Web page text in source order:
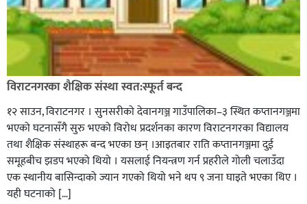
विराटनगरका शैक्षिक संस्था स्वत:स्फूर्त बन्द
१२ साउन, विराटनगर । सुनसरीको देवानगञ्ज गाउँपालिका–३ स्थित कप्तानगञ्जमा
भएको घटनासँगै सुरु भएको विरोध प्रदर्शनका कारण विराटनगरका विद्यालय
तथा शैक्षिक संस्थाहरू बन्द भएका छन् ।आइतबार राति कप्तानगञ्जमा दुई
समूहबीच झडप भएको थियो । यसलाई नियन्त्रण गर्न प्रहरीले गोली चलाउँदा
एक स्थानीय बासिन्दाको ज्यान गएको थियो भने थप ९ जना घाइते भएका थिए ।
यही घटनाको […]